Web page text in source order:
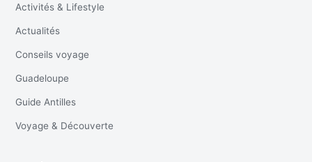
Activités & Lifestyle
Actualités
Conseils voyage
Guadeloupe
Guide Antilles
Voyage & Découverte